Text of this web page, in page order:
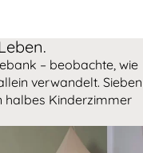
– beobachte, wie
verwandelt. Sieben
halbes Kinderzimmer